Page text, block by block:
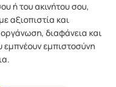
ή του ακινήτου σου,
αξιοπιστία και
διαφάνεια και
εμπνέουν εμπιστοσύνη